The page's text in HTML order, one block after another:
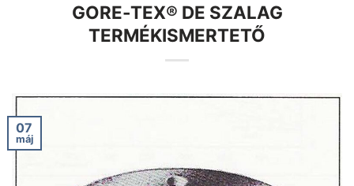
GORE-TEX® DE SZALAG
TERMÉKISMERTETŐ
07
máj